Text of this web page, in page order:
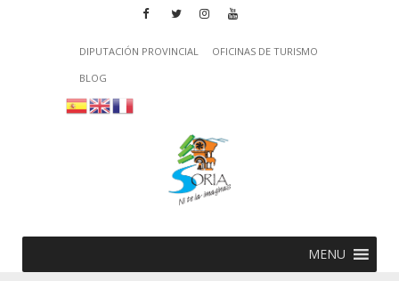
DIPUTACIÓN PROVINCIAL
OFICINAS DE TURISMO
BLOG
MENU